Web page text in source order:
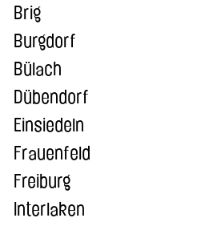
Brig
Burgdorf
Bülach
Dübendorf
Einsiedeln
Frauenfeld
Freiburg
Interlaken